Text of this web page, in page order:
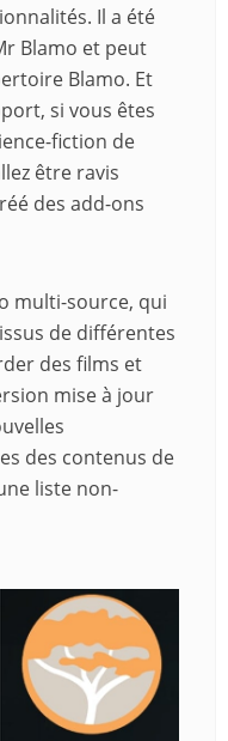
Il a été
Blamo et peut
Blamo. Et
si vous êtes
fiction de
être ravis
des add-ons
multi-source, qui
de différentes
des films et
mise à jour
des contenus de
liste non-